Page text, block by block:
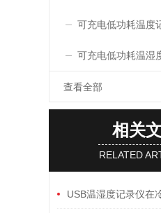
可充电低功耗温度
可充电低功耗温湿
查看全部
相关
RELATED
USB温湿度记录仪在